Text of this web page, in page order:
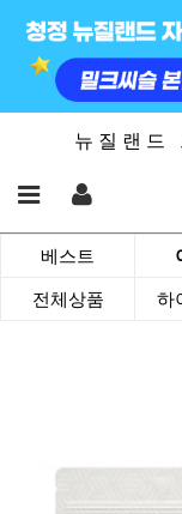
뉴 질 랜 드
베스트
전체상품 하